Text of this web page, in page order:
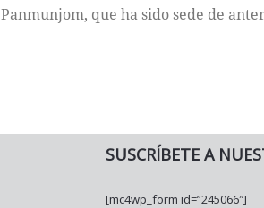
Panmunjom, que ha sido sede de
SUSCRÍBETE A
[mc4wp_form id=”245066″]